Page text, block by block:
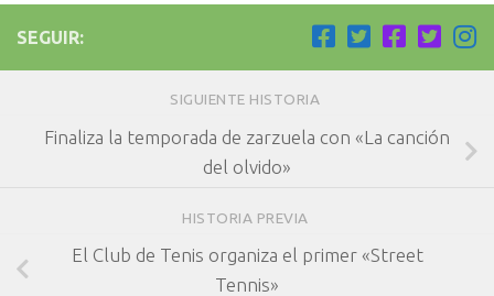
SEGUIR:
SIGUIENTE HISTORIA
Finaliza la temporada de zarzuela con «La canción
del olvido»
HISTORIA PREVIA
El Club de Tenis organiza el primer «Street
Tennis»